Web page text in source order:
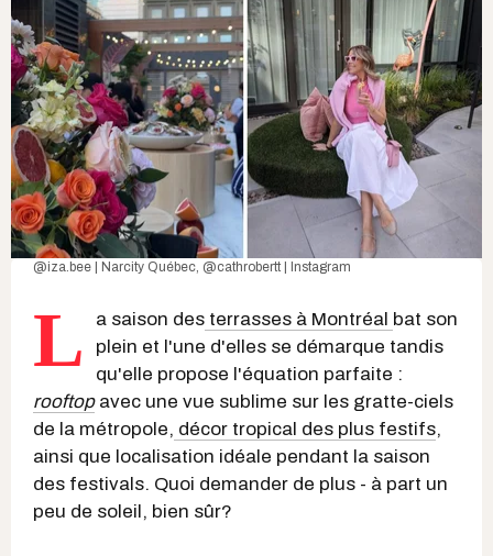
@iza.bee | Narcity Québec @cathrobertt | Instagram
L a saison des terrasses à Montréal bat son
plein et l'une d'elles se démarque tandis
qu'elle propose l'équation parfaite :
rooftopavec une vue sublime sur les gratte-ciels
de la métropole, décor tropical des plus festifs,
ainsi que localisation idéale pendant la saison
des festivals. Quoi demander de plus - à part un
peu de soleil, bien sûr?